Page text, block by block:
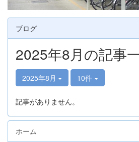
o
u
s
ブログ
2025年8月の記事
2025年8月 10件
記事がありません。
ホーム